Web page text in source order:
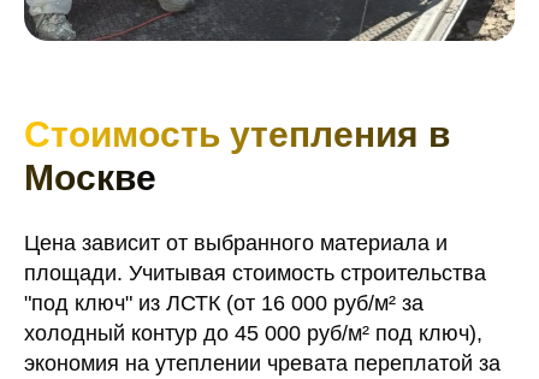
Стоимость утепления в
Москве
Цена зависит от выбранного материала и
площади. Учитывая стоимость строительства
"под ключ" из ЛСТК (от 16 000 руб/м² за
холодный контур до 45 000 руб/м² под ключ),
экономия на утеплении чревата переплатой за